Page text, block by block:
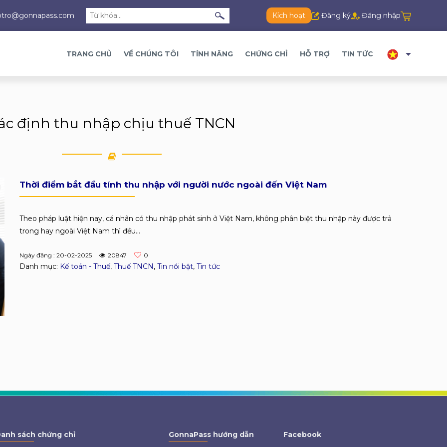
Kích hoạt Đăng ký Đăng nhập
TRANG CHỦ VỀ CHÚNG TÔI TÍNH NĂNG CHỨNG CHỈ HỖ TRỢ TIN TỨC
định thu nhập chịu thuế TNCN
Thời điểm bắt đầu tính thu nhập với người nước ngoài đến Việt Nam
Theo pháp luật hiện nay, cá nhân có thu nhập phát sinh ở Việt Nam, không phân biệt thu nhập này được trả
trong hay ngoài Việt Nam thì đều...
Ngày đăng : 20-02-2025 20847 0
Danh mục: Kế toán - Thuế, Thuế TNCN, Tin nổi bật, Tin tức
sách chứng chỉ GonnaPass hướng dẫn Facebook